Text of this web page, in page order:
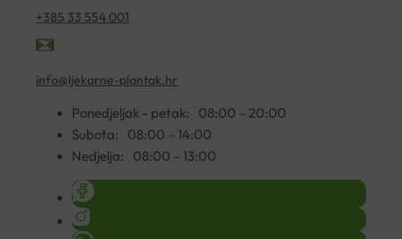
+385 33 554 001
info@ljekarne-plantak.hr
Ponedjeljak - petak:
08:00 – 20:00
Subota:
08:00 – 14:00
Nedjelja:
08:00 – 13:00